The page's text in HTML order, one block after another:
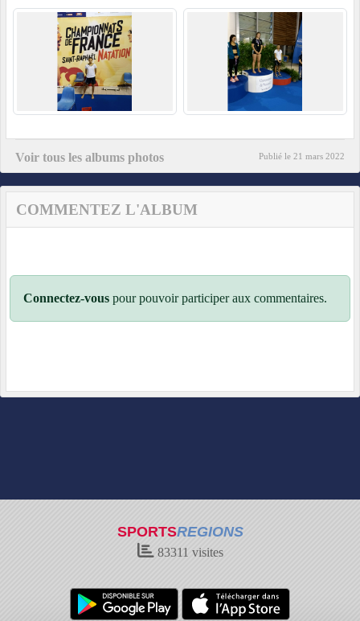
Voir tous les albums photos Publié le 21 mars 2022
COMMENTEZ L'ALBUM
Connectez-vous pour pouvoir participer aux commentaires.
SPORTSREGIONS
83311 visites